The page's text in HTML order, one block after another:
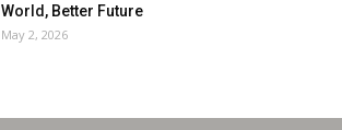
World, Better Future
May 2, 2026